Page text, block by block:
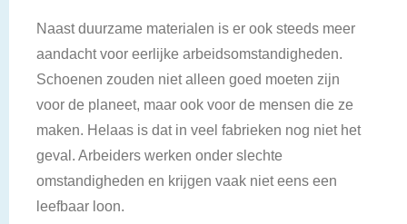
Naast duurzame materialen is er ook steeds meer
aandacht voor eerlijke arbeidsomstandigheden.
Schoenen zouden niet alleen goed moeten zijn
voor de planeet, maar ook voor de mensen die ze
maken. Helaas is dat in veel fabrieken nog niet het
geval. Arbeiders werken onder slechte
omstandigheden en krijgen vaak niet eens een
leefbaar loon.